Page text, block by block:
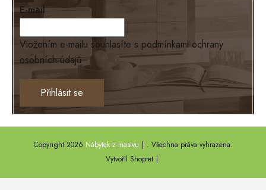
Tello
Loriano
EXCLUSIVE
TEXAS
ANNY
DEL SOL
E-mail
Vložením e-mailu souhlasíte s podmínkami ochrany
osobních údajů
Přihlásit se
Vytvořil Shoptet
Copyright 2026 Nábytek z masivu . Všechna práva vyhrazena.